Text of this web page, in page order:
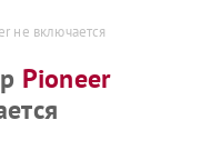
не включается
Pioneer